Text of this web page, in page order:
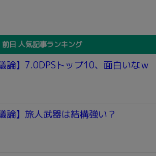
前日 人気記事ランキング
議論】7.0DPSトップ10、面白いなｗ
議論】旅人武器は結構強い？